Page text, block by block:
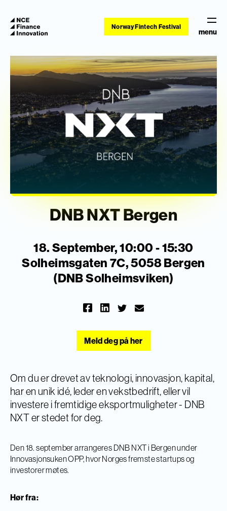
Norway Fintech Festival
menu
DNB NXT Bergen
18. September, 10:00 - 15:30
Solheimsgaten 7C, 5058 Bergen
(DNB Solheimsviken)
Meld deg på her
Om du er drevet av teknologi, innovasjon, kapital,
har en unik idé, leder en vekstbedrift, eller vil
investere i fremtidige eksportmuligheter - DNB
NXT er stedet for deg.
Den 18. september arrangeres DNB NXT i Bergen under
Innovasjonsuken OPP, hvor Norges fremste startups og
investorer møtes.
Hør fra: